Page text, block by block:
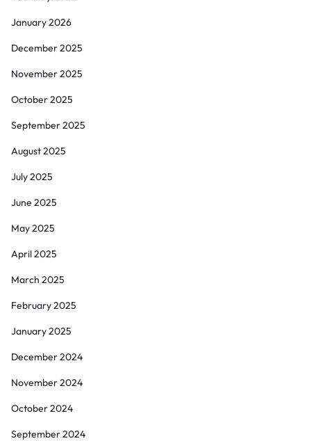
January 2026
December 2025
November 2025
October 2025
September 2025
August 2025
July 2025
June 2025
May 2025
April 2025
March 2025
February 2025
January 2025
December 2024
November 2024
October 2024
September 2024